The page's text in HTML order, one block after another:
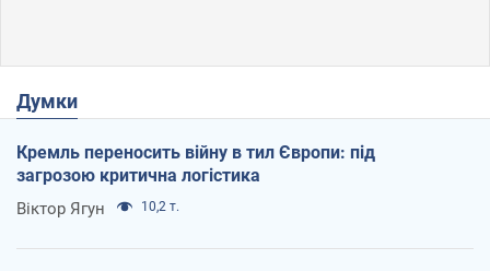
Думки
Кремль переносить війну в тил Європи: під
загрозою критична логістика
Віктор Ягун 10,2 т.